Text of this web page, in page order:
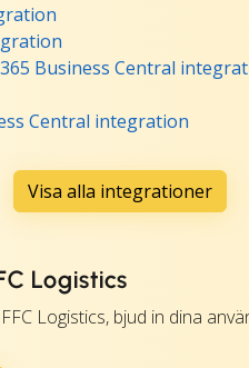
Business Central
Central integration
Visa alla integrationer
Logistics
Logistics, bjud in dina